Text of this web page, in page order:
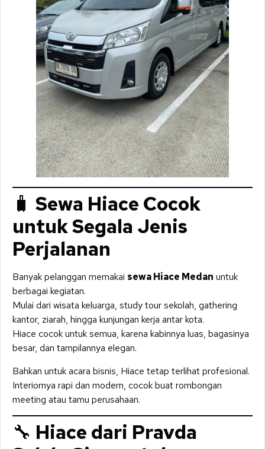
🧳 Sewa Hiace Cocok
untuk Segala Jenis
Perjalanan
Banyak pelanggan memakai sewa Hiace Medan untuk
berbagai kegiatan.
Mulai dari wisata keluarga, study tour sekolah, gathering
kantor, ziarah, hingga kunjungan kerja antar kota.
Hiace cocok untuk semua, karena kabinnya luas, bagasinya
besar, dan tampilannya elegan.
Bahkan untuk acara bisnis, Hiace tetap terlihat profesional.
Interiornya rapi dan modern, cocok buat rombongan
meeting atau tamu perusahaan.
🔧 Hiace dari Pravda